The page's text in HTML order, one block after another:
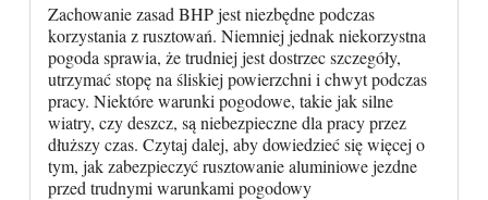
Zachowanie zasad BHP jest niezbędne podczas
korzystania z rusztowań. Niemniej jednak niekorzystna
pogoda sprawia, że trudniej jest dostrzec szczegóły,
utrzymać stopę na śliskiej powierzchni i chwyt podczas
pracy. Niektóre warunki pogodowe, takie jak silne
wiatry, czy deszcz, są niebezpieczne dla pracy przez
dłuższy czas. Czytaj dalej, aby dowiedzieć się więcej o
tym, jak zabezpieczyć rusztowanie aluminiowe jezdne
przed trudnymi warunkami pogodowy